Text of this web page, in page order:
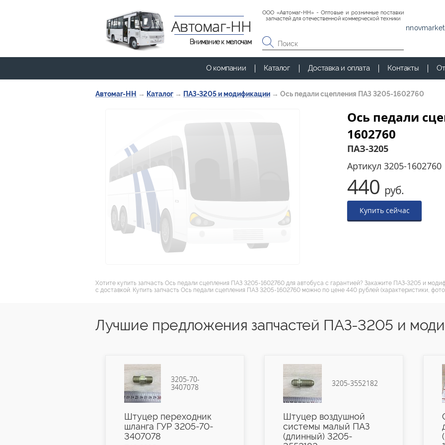
Автомаг-НН → Каталог → ПАЗ-3205 и модификации → Ось педали сцепления ПАЗ 3205-1602760
Ось педали
1602760
ПАЗ-3205
Артикул 3205-1602760
440 руб.
Купить сейчас
Хотите купить запчасть Ось педали сцепления ПАЗ 3205-1602760 для автобуса с гарантией? Закажите ПАЗ-3205 и
с доставкой. Купить запчасть Ось педали сцепления ПАЗ 3205-1602760 можно по цене 440 рублей (характеристики,
Лучшие предложения запчастей ПАЗ-3205 и
3205-70-
3407078
Штуцер переходник
шланга ГУР 3205-70-
3407078
3205-3552182
Штуцер воздушной
системы малый ПАЗ
(длинный) 3205-
Автомаг-НН
Внимание к мелочам
ООО «Автомаг-НН» - Оптовые и розничные поставки
запчастей для отечественной коммерческой техники
nnovmarket
О компании Каталог Доставка и оплата Контакты